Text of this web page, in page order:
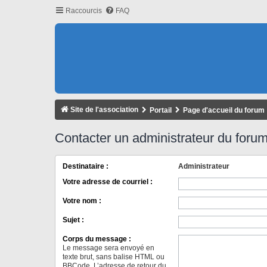
Raccourcis FAQ
Site de l'association Portail Page d'accueil du forum
Contacter un administrateur du
Destinataire :
Administrateur
Votre adresse de courriel :
Votre nom :
Sujet :
Corps du message :
Le message sera envoyé en
texte brut, sans balise HTML ou